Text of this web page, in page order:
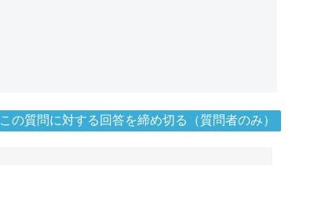
この質問に対する回答を締め切る（質問者のみ）